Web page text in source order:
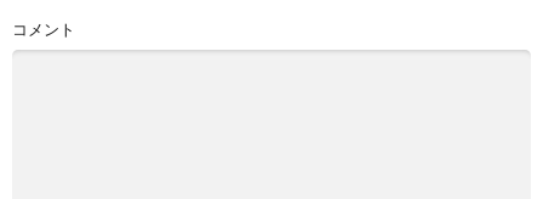
コメント